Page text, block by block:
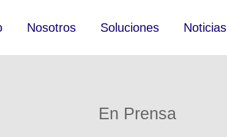
Nosotros Soluciones Noticias
En Prensa